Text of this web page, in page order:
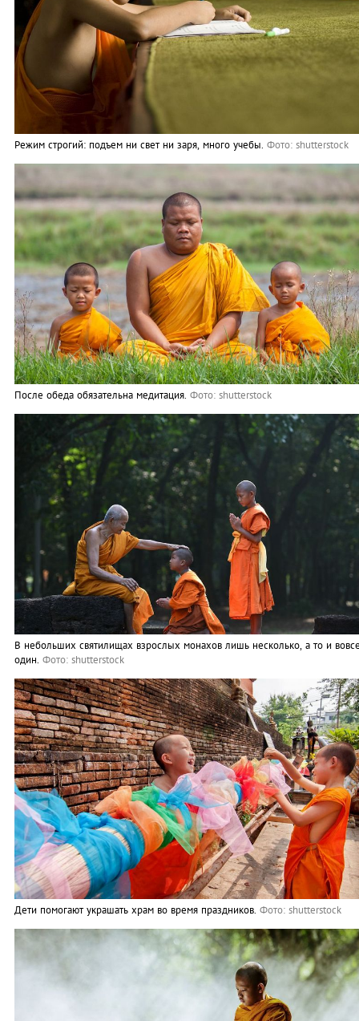
Режим строгий: подъем ни свет ни заря, много учебы. Фото: shutterstock
После обеда обязательна медитация. Фото: shutterstock
В небольших святилищах взрослых монахов лишь несколько, а то и
один. Фото: shutterstock
Дети помогают украшать храм во время праздников. Фото: shutterstock